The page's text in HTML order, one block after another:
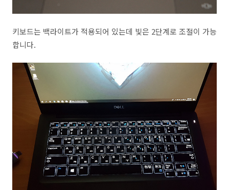
키보드는 백라이트가 적용되어 있는데 빛은 2단계로 조절이 가능
합니다.